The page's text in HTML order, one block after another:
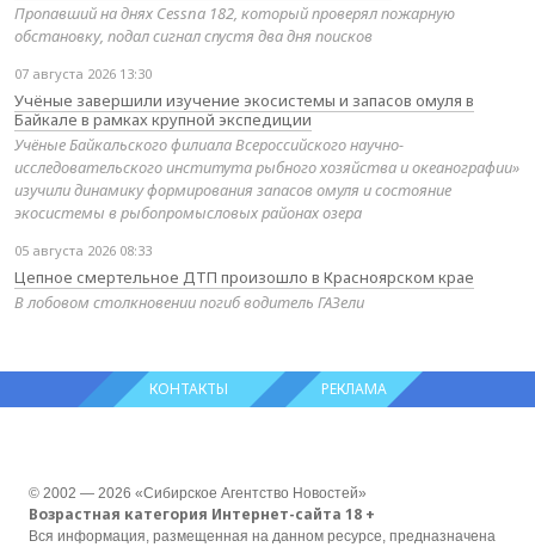
Пропавший на днях Cessna 182, который проверял пожарную
обстановку, подал сигнал спустя два дня поисков
07 августа 2026 13:30
Учёные завершили изучение экосистемы и запасов омуля в
Байкале в рамках крупной экспедиции
Учёные Байкальского филиала Всероссийского научно-
исследовательского института рыбного хозяйства и океанографии»
изучили динамику формирования запасов омуля и состояние
экосистемы в рыбопромысловых районах озера
05 августа 2026 08:33
Цепное смертельное ДТП произошло в Красноярском крае
В лобовом столкновении погиб водитель ГАЗели
КОНТАКТЫ РЕКЛАМА
© 2002 — 2026 «Сибирское Агентство Новостей»
Возрастная категория Интернет-сайта 18 +
Вся информация, размещенная на данном ресурсе, предназначена